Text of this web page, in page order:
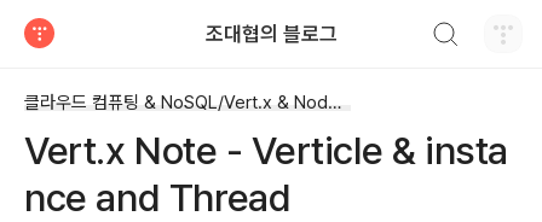
조대협의 블로그
클라우드 컴퓨팅 & NoSQL/Vert.x & Node.js
Vert.x Note - Verticle & insta
nce and Thread